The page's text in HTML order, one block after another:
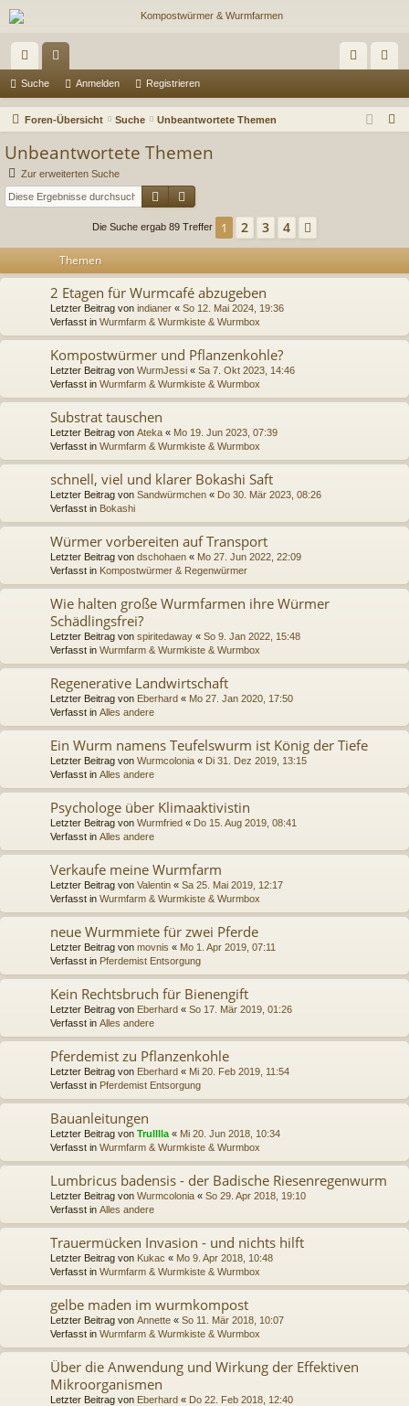
ch
ne
riff
en m ist
Suche Anmelden Registrieren
Foren-Übersicht Suche Unbeantwortete Themen
Unbeantwortete Themen
Zur erweiterten Suche
Suche
Die Suche ergab 89 Treffer 1 2 3 4
Themen
2 Etagen für Wurmcafé abzugeben
Letzter Beitrag von indianer « So 12. Mai 2024, 19:36
Verfasst in Wurmfarm & Wurmkiste & Wurmbox
Kompostwürmer und Pflanzenkohle?
Letzter Beitrag von WurmJessi « Sa 7. Okt 2023, 14:46
Verfasst in Wurmfarm & Wurmkiste & Wurmbox
Substrat tauschen
Letzter Beitrag von Ateka « Mo 19. Jun 2023, 07:39
Verfasst in Wurmfarm & Wurmkiste & Wurmbox
schnell, viel und klarer Bokashi Saft
Letzter Beitrag von Sandwürmchen « Do 30. Mär 2023, 08:26
Verfasst in Bokashi
Würmer vorbereiten auf Transport
Letzter Beitrag von dschohaen « Mo 27. Jun 2022, 22:09
Verfasst in Kompostwürmer & Regenwürmer
Wie halten große Wurmfarmen ihre Würmer
Schädlingsfrei?
Letzter Beitrag von spiritedaway « So 9. Jan 2022, 15:48
Verfasst in Wurmfarm & Wurmkiste & Wurmbox
Regenerative Landwirtschaft
Letzter Beitrag von Eberhard « Mo 27. Jan 2020, 17:50
Verfasst in Alles andere
Ein Wurm namens Teufelswurm ist König der Tiefe
Letzter Beitrag von Wurmcolonia « Di 31. Dez 2019, 13:15
Verfasst in Alles andere
Psychologe über Klimaaktivistin
Letzter Beitrag von Wurmfried « Do 15. Aug 2019, 08:41
Verfasst in Alles andere
Verkaufe meine Wurmfarm
Letzter Beitrag von Valentin « Sa 25. Mai 2019, 12:17
Verfasst in Wurmfarm & Wurmkiste & Wurmbox
neue Wurmmiete für zwei Pferde
Letzter Beitrag von movnis « Mo 1. Apr 2019, 07:11
Verfasst in Pferdemist Entsorgung
Kein Rechtsbruch für Bienengift
Letzter Beitrag von Eberhard « So 17. Mär 2019, 01:26
Verfasst in Alles andere
Pferdemist zu Pflanzenkohle
Letzter Beitrag von Eberhard « Mi 20. Feb 2019, 11:54
Verfasst in Pferdemist Entsorgung
Bauanleitungen
Letzter Beitrag von Trulllla « Mi 20. Jun 2018, 10:34
Verfasst in Wurmfarm & Wurmkiste & Wurmbox
Lumbricus badensis - der Badische Riesenregenwurm
Letzter Beitrag von Wurmcolonia « So 29. Apr 2018, 19:10
Verfasst in Alles andere
Trauermücken Invasion - und nichts hilft
Letzter Beitrag von Kukac « Mo 9. Apr 2018, 10:48
Verfasst in Wurmfarm & Wurmkiste & Wurmbox
gelbe maden im wurmkompost
Letzter Beitrag von Annette « So 11. Mär 2018, 10:07
Verfasst in Wurmfarm & Wurmkiste & Wurmbox
Über die Anwendung und Wirkung der Effektiven
Mikroorganismen
Letzter Beitrag von Eberhard « Do 22. Feb 2018, 12:40